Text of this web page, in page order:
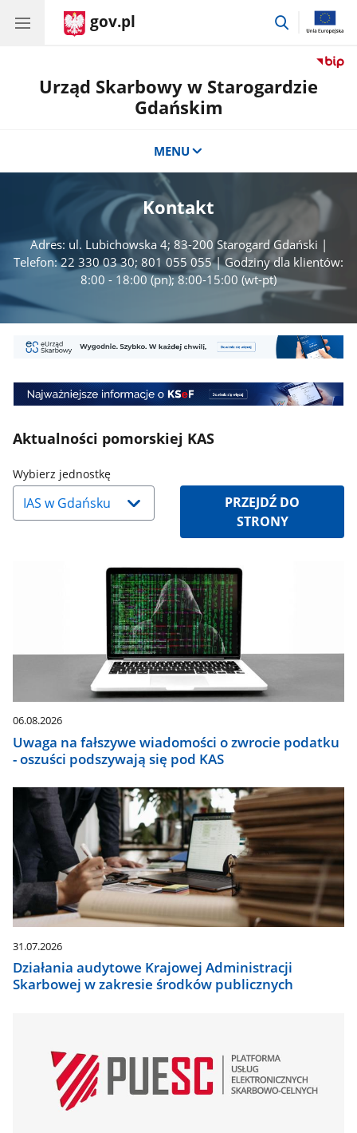
gov.pl
przejdź
Urząd Skarbowy w Starogardzie
Gdańskim
MENU
Kontakt
Adres: ul. Lubichowska 4; 83-200 Starogard Gdański |
Telefon: 22 330 03 30; 801 055 055 | Godziny dla klientów:
8:00 - 18:00 (pn); 8:00-15:00 (wt-pt)
Mini
Mini
Banner
Aktualności pomorskiej KAS
Wybierz jednostkęNaciśnij
strzałkę
dół,
odpowiednią
pozycję.
Dane
zaktualizują
się
automatycznie.
PRZEJDŹ DO
STRONY
06.08.2026
Uwaga na fałszywe wiadomości o zwrocie podatku
- oszuści podszywają się pod KAS
31.07.2026
Działania audytowe Krajowej Administracji
Skarbowej w zakresie środków publicznych